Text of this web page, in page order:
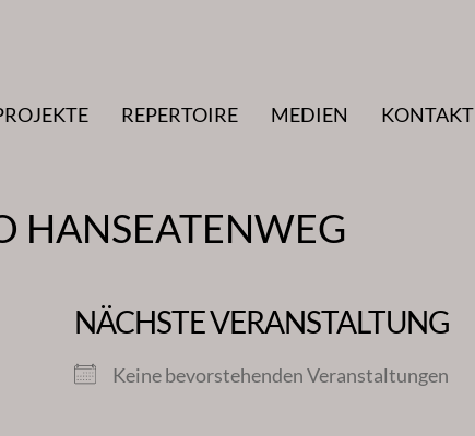
REPERTOIRE MEDIEN KONTAKT
HANSEATENWEG
NÄCHSTE VERANSTALTUNG
Keine bevorstehenden Veranstaltungen